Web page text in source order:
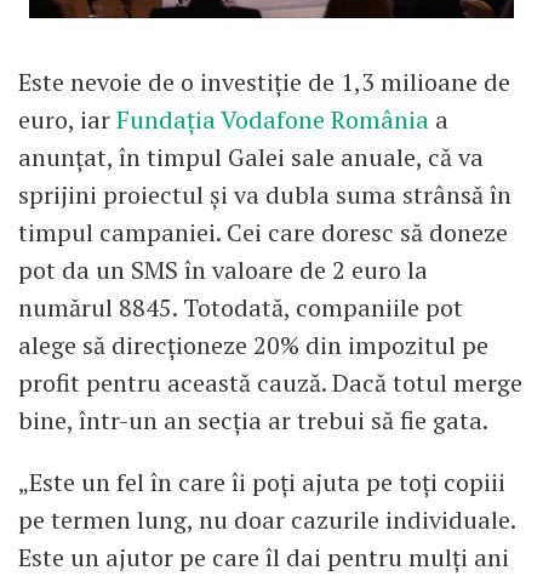
Este nevoie de o investiție de 1,3 milioane de
euro, iarFundația Vodafone România a
anunțat, în timpul Galei sale anuale, că va
sprijini proiectul și va dubla suma strânsă în
timpul campaniei. Cei care doresc să doneze
pot da un SMS în valoare de 2 euro la
numărul 8845. Totodată, companiile pot
alege să direcționeze 20% din impozitul pe
profit pentru această cauză. Dacă totul merge
bine, într-un an secția ar trebui să fie gata.
„Este un fel în care îi poți ajuta pe toți copiii
pe termen lung, nu doar cazurile individuale.
Este un ajutor pe care îl dai pentru mulți ani